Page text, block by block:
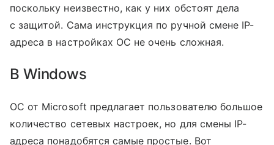
поскольку неизвестно, как у них обстоят дела
с защитой. Сама инструкция по ручной смене IP-
адреса в настройках ОС не очень сложная.
В Windows
ОС от Microsoft предлагает пользователю большое
количество сетевых настроек, но для смены IP-
адреса понадобятся самые простые. Вот